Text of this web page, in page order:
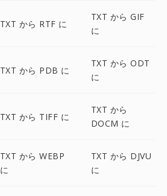
TXT から RTF に
TXT から GIF
に
TXT から PDB に
TXT から ODT
に
TXT から TIFF に
TXT から
DOCM に
TXT から WEBP
に
TXT から DJVU
に